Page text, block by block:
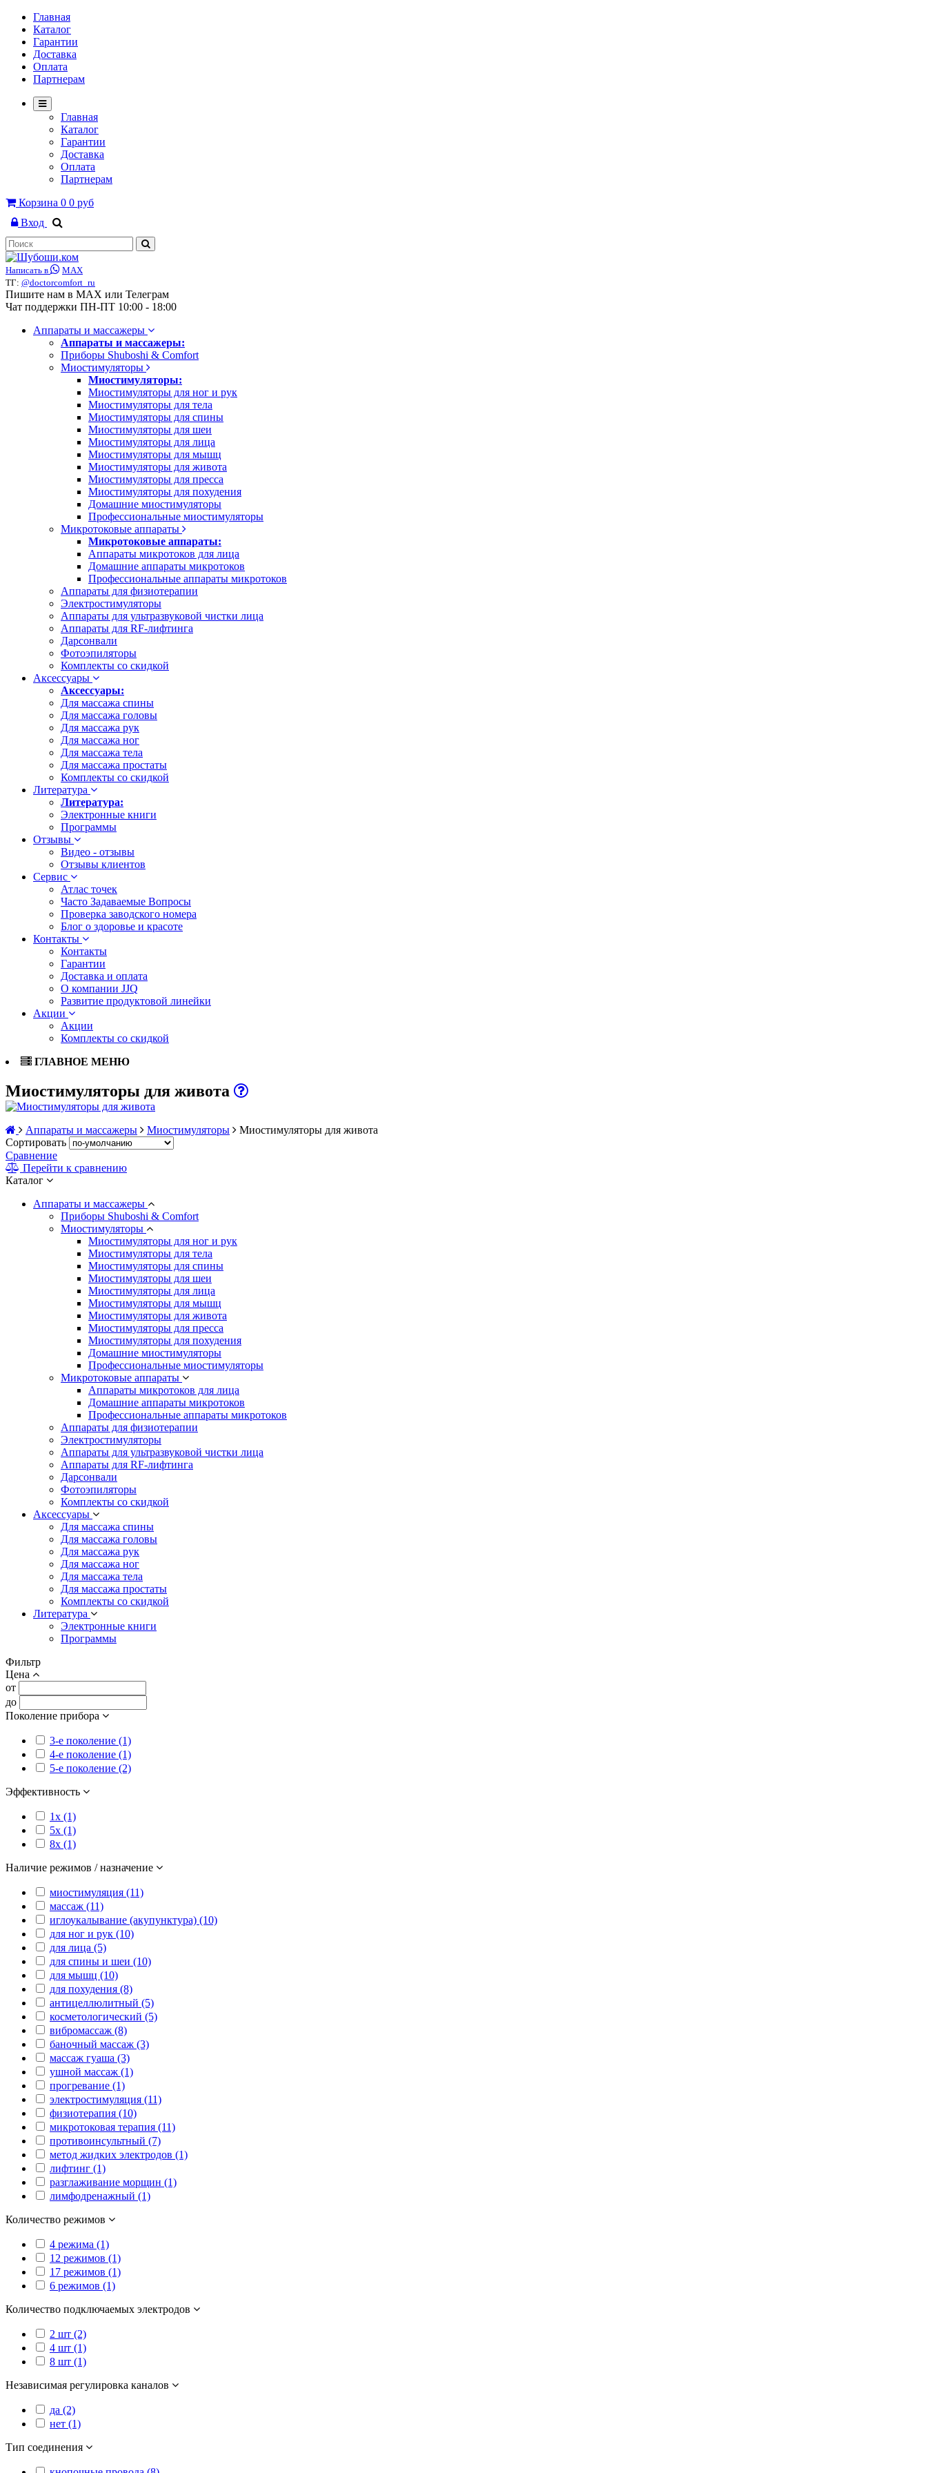
Главная
Каталог
Гарантии
Доставка
Оплата
Партнерам
Главная
Каталог
Гарантии
Доставка
Оплата
Партнерам
Корзина 0 0 руб
Вход
Написать в
MAX
ТГ: @doctorcomfort_ru
Пишите нам в MAX или Телеграм
Чат поддержки ПН-ПТ 10:00 - 18:00
Аппараты и массажеры
Аппараты и массажеры:
Приборы Shuboshi & Comfort
Миостимуляторы
Миостимуляторы:
Миостимуляторы для ног и рук
Миостимуляторы для тела
Миостимуляторы для спины
Миостимуляторы для шеи
Миостимуляторы для лица
Миостимуляторы для мышц
Миостимуляторы для живота
Миостимуляторы для пресса
Миостимуляторы для похудения
Домашние миостимуляторы
Профессиональные миостимуляторы
Микротоковые аппараты
Микротоковые аппараты:
Аппараты микротоков для лица
Домашние аппараты микротоков
Профессиональные аппараты микротоков
Аппараты для физиотерапии
Электростимуляторы
Аппараты для ультразвуковой чистки лица
Аппараты для RF-лифтинга
Дарсонвали
Фотоэпиляторы
Комплекты со скидкой
Аксессуары
Аксессуары:
Для массажа спины
Для массажа головы
Для массажа рук
Для массажа ног
Для массажа тела
Для массажа простаты
Комплекты со скидкой
Литература
Литература:
Электронные книги
Программы
Отзывы
Видео - отзывы
Отзывы клиентов
Сервис
Атлас точек
Часто Задаваемые Вопросы
Проверка заводского номера
Блог о здоровье и красоте
Контакты
Контакты
Гарантии
Доставка и оплата
О компании JJQ
Развитие продуктовой линейки
Акции
Акции
Комплекты со скидкой
ГЛАВНОЕ МЕНЮ
Миостимуляторы для живота
Аппараты и массажеры Миостимуляторы
Миостимуляторы для живота
Сортировать
Сравнение
Перейти к сравнению
Каталог
Аппараты и массажеры
Приборы Shuboshi & Comfort
Миостимуляторы
Миостимуляторы для ног и рук
Миостимуляторы для тела
Миостимуляторы для спины
Миостимуляторы для шеи
Миостимуляторы для лица
Миостимуляторы для мышц
Миостимуляторы для живота
Миостимуляторы для пресса
Миостимуляторы для похудения
Домашние миостимуляторы
Профессиональные миостимуляторы
Микротоковые аппараты
Аппараты микротоков для лица
Домашние аппараты микротоков
Профессиональные аппараты микротоков
Аппараты для физиотерапии
Электростимуляторы
Аппараты для ультразвуковой чистки лица
Аппараты для RF-лифтинга
Дарсонвали
Фотоэпиляторы
Комплекты со скидкой
Аксессуары
Для массажа спины
Для массажа головы
Для массажа рук
Для массажа ног
Для массажа тела
Для массажа простаты
Комплекты со скидкой
Литература
Электронные книги
Программы
Фильтр
Цена
от
до
Поколение прибора
3-е поколение (1)
4-е поколение (1)
5-е поколение (2)
Эффективность
1x (1)
5x (1)
8x (1)
Наличие режимов / назначение
миостимуляция (11)
массаж (11)
иглоукалывание (акупунктура) (10)
для ног и рук (10)
для лица (5)
для спины и шеи (10)
для мышц (10)
для похудения (8)
антицеллюлитный (5)
косметологический (5)
вибромассаж (8)
баночный массаж (3)
массаж гуаша (3)
ушной массаж (1)
прогревание (1)
электростимуляция (11)
физиотерапия (10)
микротоковая терапия (11)
противоинсультный (7)
метод жидких электродов (1)
лифтинг (1)
разглаживание морщин (1)
лимфодренажный (1)
Количество режимов
4 режима (1)
12 режимов (1)
17 режимов (1)
6 режимов (1)
Количество подключаемых электродов
2 шт (2)
4 шт (1)
8 шт (1)
Независимая регулировка каналов
да (2)
нет (1)
Тип соединения